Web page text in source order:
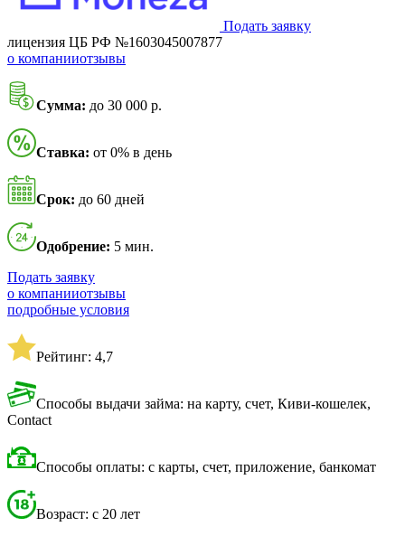
Подать заявку
лицензия ЦБ РФ №1603045007877
о компанииотзывы
Сумма: до 30 000 р.
Ставка: от 0% в день
Срок: до 60 дней
Одобрение: 5 мин.
Подать заявку
о компанииотзывы
подробные условия
Рейтинг: 4,7
Способы выдачи займа: на карту, счет, Киви-кошелек,
Contact
Способы оплаты: с карты, счет, приложение, банкомат
Возраст: с 20 лет